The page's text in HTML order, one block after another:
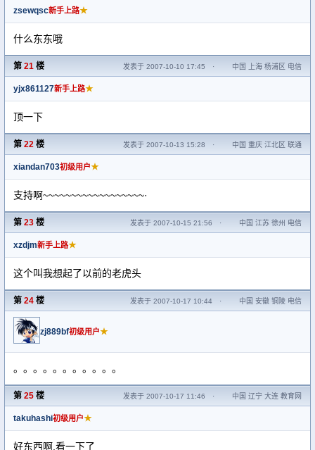
zsewqsc新手上路★
什么东东哦
第 21 楼 发表于 2007-10-10 17:45 · 中国 上海 杨浦区 电信
yjx861127新手上路★
顶一下
第 22 楼 发表于 2007-10-13 15:28 · 中国 重庆 江北区 联通
xiandan703初级用户★
支持啊~~~~~~~~~~~~~~~~~~·
第 23 楼 发表于 2007-10-15 21:56 · 中国 江苏 徐州 电信
xzdjm新手上路★
这个叫我想起了以前的老虎头
第 24 楼 发表于 2007-10-17 10:44 · 中国 安徽 铜陵 电信
zj889bf初级用户★
。。。。。。。。。。。
第 25 楼 发表于 2007-10-17 11:46 · 中国 辽宁 大连 教育网
takuhashi初级用户★
好东西啊,看一下了